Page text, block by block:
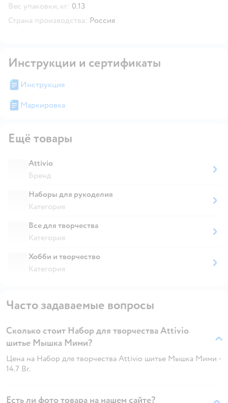
Вес упаковки, кг: 0.13
Страна производства: Россия
Инструкции и сертификаты
Инструкция
Маркировка
Ещё товары
Attivio
Бренд
Наборы для рукоделия
Категория
Все для творчества
Категория
Хобби и творчество
Категория
Часто задаваемые вопросы
Сколько стоит Набор для творчества Attivio
шитье Мышка Мими?
Цена на Набор для творчества Attivio шитье Мышка Мими -
14.7 Br.
Есть ли фото товара на нашем сайте?